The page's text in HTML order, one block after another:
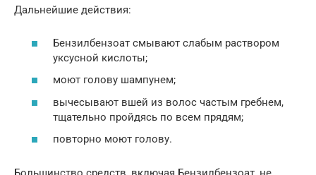
Дальнейшие действия:
Бензилбензоат смывают слабым раствором
уксусной кислоты;
моют голову шампунем;
вычесывают вшей из волос частым гребнем,
тщательно пройдясь по всем прядям;
повторно моют голову.